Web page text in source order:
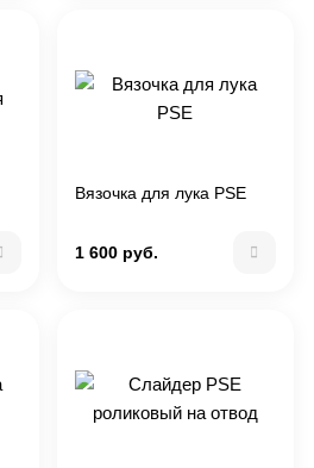
Вязочка для лука PSE
1 600 руб.